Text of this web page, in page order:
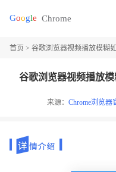
首页 > 谷歌浏览器视频播放模糊
谷歌浏览器视频播放
来源：Chrome浏览器